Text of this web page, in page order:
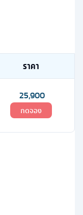
ราคา
25,900
กดจอง